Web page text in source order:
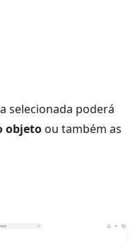
selecionada poderá
objeto ou também as